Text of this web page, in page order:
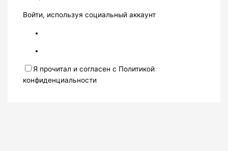
Войти, используя социальный аккаунт
Я прочитал и согласен с Политикой
конфиденциальности